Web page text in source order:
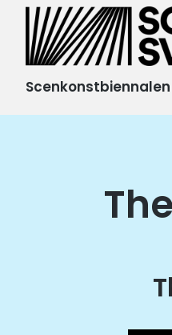
Scensverige
Mötesplats för svensk
och internationell
scenkonst
Scenkonstbiennalen